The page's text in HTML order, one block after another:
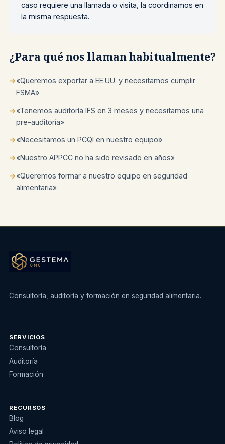
caso requiere una llamada o visita, la coordinamos en
la misma respuesta.
¿Para qué nos llaman habitualmente?
→«Queremos exportar a EE.UU. y necesitamos cumplir
FSMA»
→«Tenemos auditoría IFS en 3 meses y necesitamos una
pre-auditoría»
→«Necesitamos un PCQI en nuestro equipo»
→«Nuestro APPCC no ha sido revisado en años»
→«Queremos formar a nuestro equipo en seguridad
alimentaria»
Consultoría, auditoría y formación en seguridad alimentaria.
SERVICIOS
Consultoría
Auditoría
Formación
RECURSOS
Blog
Aviso legal